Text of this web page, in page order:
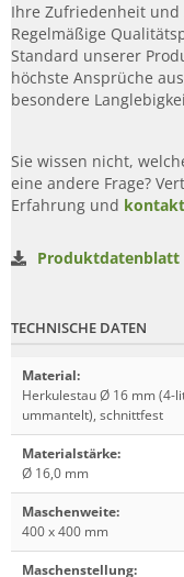
Ihre Zufriedenheit
Regelmäßige
Standard unserer
höchste Ansprüche
besondere
Sie wissen nicht,
eine andere Frage?
Erfahrung und
Produktdatenblatt
TECHNISCHE DATEN
Material:
Herkulestau Ø 16 mm (4-
ummantelt), schnittfest
Materialstärke:
Ø 16,0 mm
Maschenweite:
400 x 400 mm
Maschenstellung: